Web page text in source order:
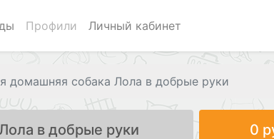
Профили Личный кабинет
домашняя собака Лола в добрые руки
в добрые руки 0